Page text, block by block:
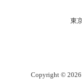
東
Copyright ©